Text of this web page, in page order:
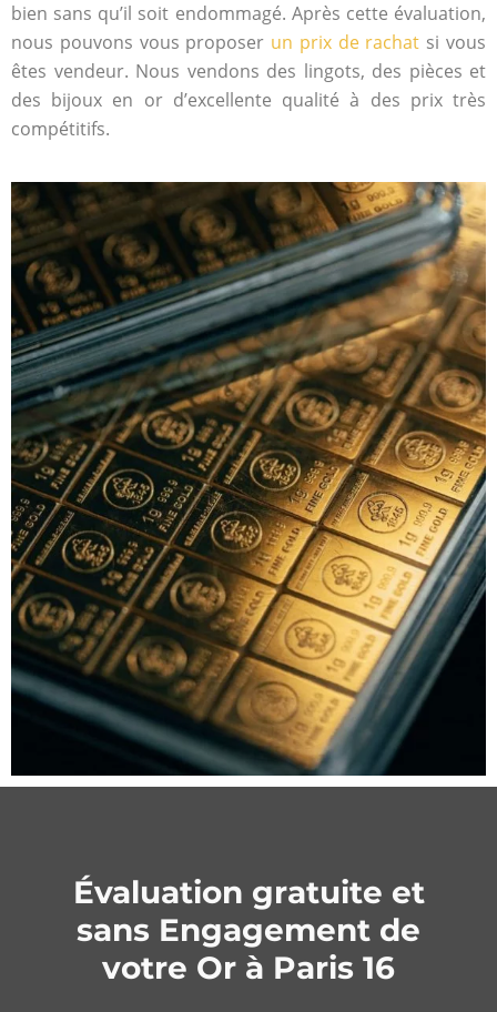
bien sans qu’il soit endommagé. Après cette évaluation,
nous pouvons vous proposer un prix de rachat si vous
êtes vendeur. Nous vendons des lingots, des pièces et
des bijoux en or d’excellente qualité à des prix très
compétitifs.
Évaluation gratuite et
sans Engagement de
votre Or à Paris 16